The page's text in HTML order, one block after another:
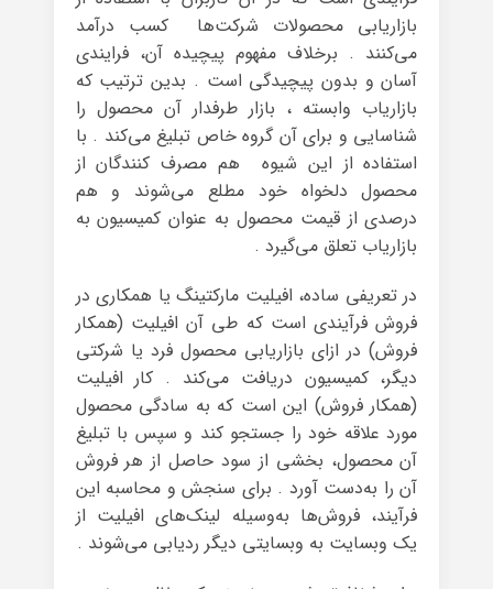
بازاریابی محصولات شرکت‌ها کسب درآمد
می‌کنند . برخلاف مفهوم پیچیده آن، فرایندی
آسان و بدون پیچیدگی است . بدین ترتیب که
بازاریاب وابسته ، بازار طرفدار آن محصول را
شناسایی و برای آن گروه خاص تبلیغ می‌کند . با
استفاده از این شیوه هم مصرف کنندگان از
محصول دلخواه خود مطلع می‌شوند و هم
درصدی از قیمت محصول به عنوان کمیسیون به
بازاریاب تعلق می‌گیرد .
در تعریفی ساده، افیلیت مارکتینگ یا همکاری در
فروش فرآیندی است که طی آن افیلیت (همکار
فروش) در ازای بازاریابی محصول فرد یا شرکتی
دیگر، کمیسیون دریافت می‌کند . کار افیلیت
(همکار فروش) این است که به سادگی محصول
مورد علاقه خود را جستجو کند و سپس با تبلیغ
آن محصول، بخشی از سود حاصل از هر فروش
آن را به‌دست آورد . برای سنجش و محاسبه این
فرآیند، فروش‌ها به‌وسیله لینک‌های افیلیت از
یک وبسایت به وبسایتی دیگر ردیابی می‌شوند .